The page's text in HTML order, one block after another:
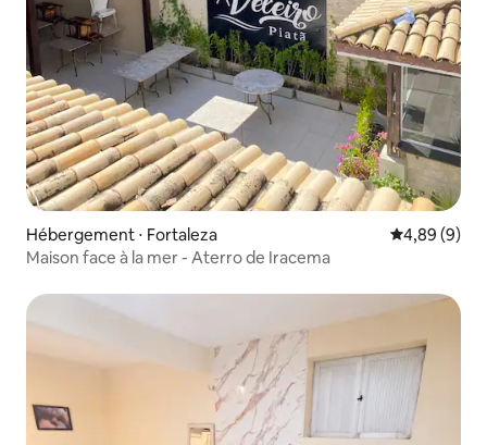
Hébergement ⋅ Fortaleza Évaluation
4,89 (9)
Maison face à la mer - Aterro de Iracema